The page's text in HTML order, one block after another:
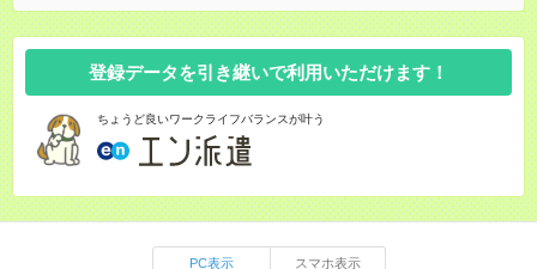
登録データを引き継いで利用いただけます！
ちょうど良いワークライフバランスが叶う
PC表示 スマホ表示